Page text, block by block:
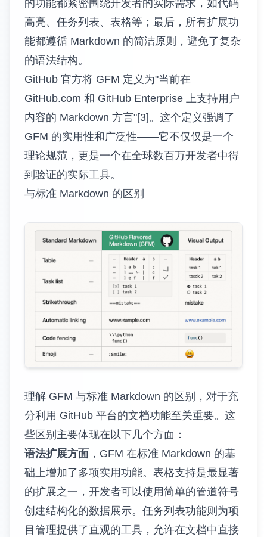
的功能都紧密围绕开发者的实际需求，如代码
高亮、任务列表、表格等；最后，所有扩展功
能都遵循 Markdown 的简洁原则，避免了复杂
的语法结构。
GitHub 官方将 GFM 定义为"当前在
GitHub.com 和 GitHub Enterprise 上支持用户
内容的 Markdown 方言"[3]。这个定义强调了
GFM 的实用性和广泛性——它不仅仅是一个
理论规范，更是一个在全球数百万开发者中得
到验证的实际工具。
与标准 Markdown 的区别
理解 GFM 与标准 Markdown 的区别，对于充
分利用 GitHub 平台的文档功能至关重要。这
些区别主要体现在以下几个方面：
语法扩展方面 ，GFM 在标准 Markdown 的基
础上增加了多项实用功能。表格支持是最显著
的扩展之一，开发者可以使用简单的管道符号
创建结构化的数据展示。任务列表功能则为项
目管理提供了直观的工具，允许在文档中直接